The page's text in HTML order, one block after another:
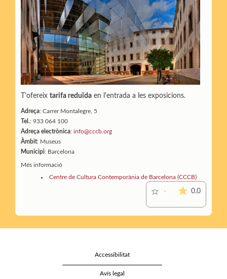
T'ofereix tarifa reduïda en l'entrada a les exposicions.
Adreça: Carrer Montalegre, 5
Tel.: 933 064 100
Adreça electrònica: info@cccb.org
Àmbit: Museus
Municipi: Barcelona
Més informació
Centre de Cultura Contemporània de Barcelona (CCCB)
- 0.0La
Accessibilitat
Avís legal